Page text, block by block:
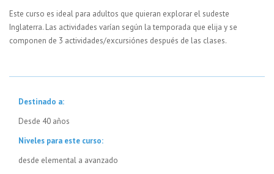
Este curso es ideal para adultos que quieran explorar el sudeste
Inglaterra. Las actividades varían según la temporada que elija y se
componen de 3 actividades/excursiónes después de las clases.
Destinado a:
Desde 40 años
Niveles para este curso:
desde elemental a avanzado